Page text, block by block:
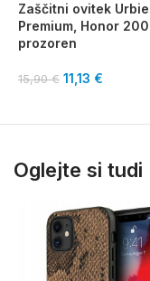
Zaščitni ovitek Urbie
Premium, Honor 200 ,
prozoren
15,90€ 11,13 €
Oglejte si tudi